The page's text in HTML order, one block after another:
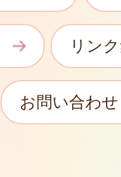
リン
お問い合わせ